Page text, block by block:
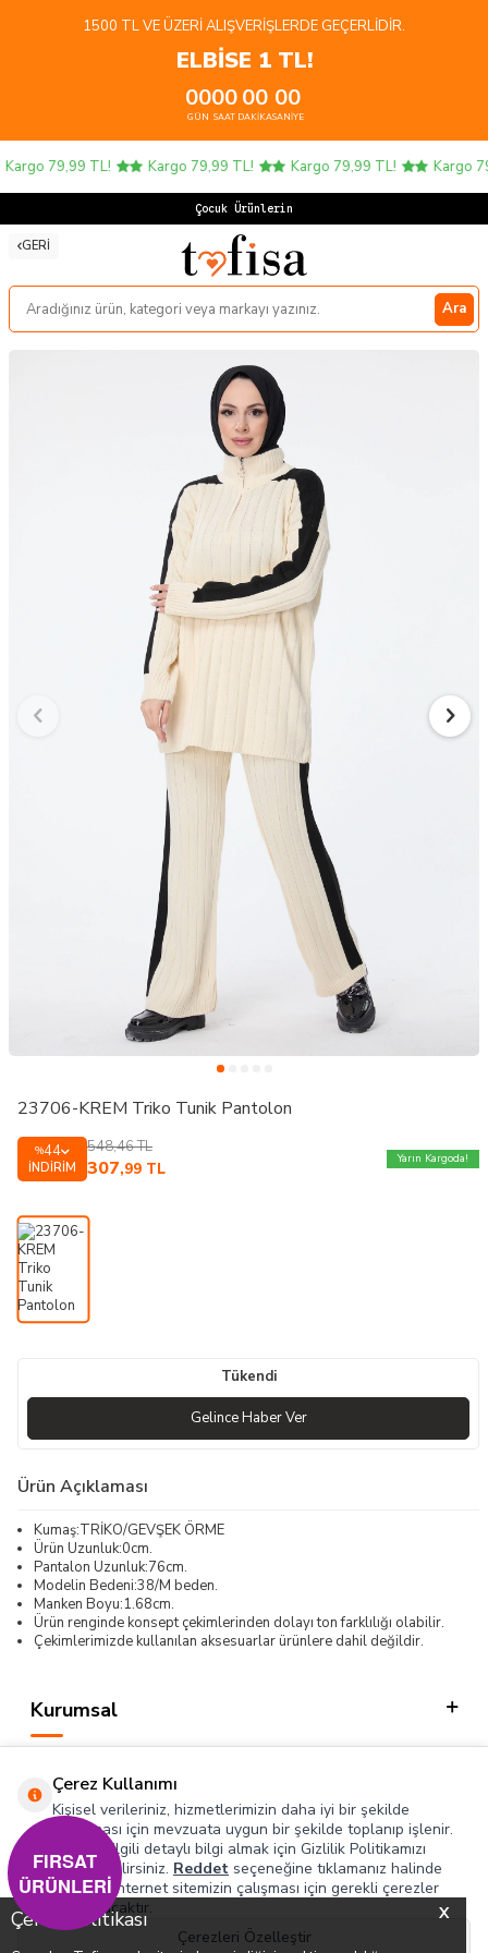
X
Çerez Politikası
1500 TL VE ÜZERI ALIŞVERIŞLERDE GEÇERLIDIR.
ELBİSE 1 TL!
00
GÜN
00
SAAT
00
DAKIKA
00
SANIYE
79,99 TL! Kargo 79,99 TL! Kargo 79,99 TL! Kargo
Çocuk Ürünlerinde
GERI
Ara
23706-KREM Triko Tunik Pantolon
%44
İNDIRIM
548,46TL
307,99 TL
Yarın Kargoda!
Tükendi
Gelince Haber Ver
Ürün Açıklaması
Kumaş:TRİKO/GEVŞEK ÖRME
Ürün Uzunluk:0cm.
Pantalon Uzunluk:76cm.
Modelin Bedeni:38/M beden.
Manken Boyu:1.68cm.
Ürün renginde konsept çekimlerinden dolayı ton farklılığı olabilir.
Çekimlerimizde kullanılan aksesuarlar ürünlere dahil değildir.
Kurumsal
Hızlı Erişim
Sosyal
Adres & İletişim
Çerez Kullanımı
Kişisel verileriniz, hizmetlerimizin daha iyi bir şekilde
sunulması için mevzuata uygun bir şekilde toplanıp işlenir.
Konuyla ilgili detaylı bilgi almak için Gizlilik Politikamızı
inceleyebilirsiniz. Reddet seçeneğine tıklamanız halinde
yalnızca internet sitemizin çalışması için gerekli çerezler
kullanılacaktır.
Çerezleri Özelleştir
FIRSAT
ÜRÜNLERİ